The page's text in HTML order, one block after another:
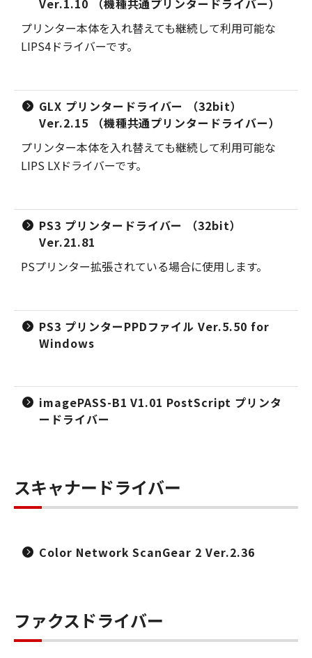
Ver.1.10 （機種共通プリンタードライバー）
プリンター本体を入れ替えても継続して利用可能な
LIPS4ドライバーです。
GLX プリンタードライバー （32bit）
Ver.2.15 （機種共通プリンタードライバー）
プリンター本体を入れ替えても継続して利用可能な
LIPS LXドライバーです。
PS3 プリンタードライバー （32bit）
Ver.21.81
PSプリンター拡張されている場合に使用します。
PS3 プリンターPPDファイル Ver.5.50 for
Windows
imagePASS-B1 V1.01 PostScript プリンタ
ードライバー
スキャナードライバー
Color Network ScanGear 2 Ver.2.36
ファクスドライバー